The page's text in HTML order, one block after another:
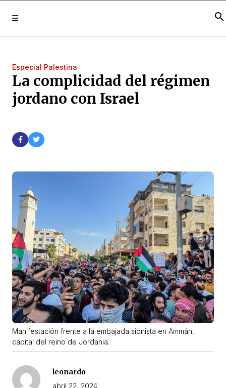
search
Especial Palestina
La complicidad del régimen
jordano con Israel
Manifestación frente a la embajada sionista en Ammán,
capital del reino de Jordania.
leonardo
abril 22, 2024